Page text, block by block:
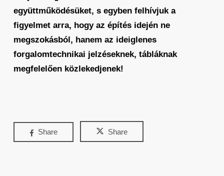
együttműködésüket, s egyben felhívjuk a
figyelmet arra, hogy az építés idején ne
megszokásból, hanem az ideiglenes
forgalomtechnikai jelzéseknek, tábláknak
megfelelően közlekedjenek!
Share Share